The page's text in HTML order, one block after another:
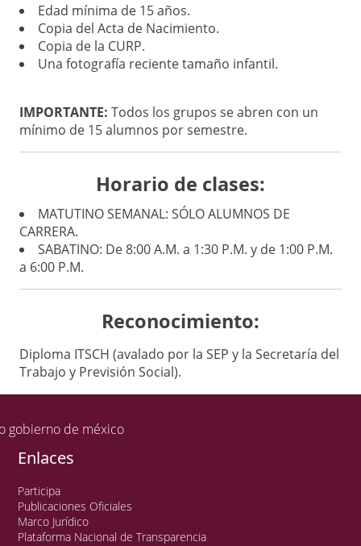
Edad mínima de 15 años.
Copia del Acta de Nacimiento.
Copia de la CURP.
Una fotografía reciente tamaño infantil.
IMPORTANTE: Todos los grupos se abren con un
mínimo de 15 alumnos por semestre.
Horario de clases:
MATUTINO SEMANAL: SÓLO ALUMNOS DE
CARRERA.
SABATINO: De 8:00 A.M. a 1:30 P.M. y de 1:00 P.M.
a 6:00 P.M.
Reconocimiento:
Diploma ITSCH (avalado por la SEP y la Secretaría del
Trabajo y Previsión Social).
Enlaces
Participa
Publicaciones Oficiales
Marco Jurídico
Plataforma Nacional de Transparencia